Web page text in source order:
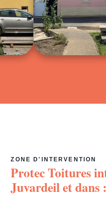
ZONE D'INTERVENTION
Protec Toitures
Juvardeilet dans :